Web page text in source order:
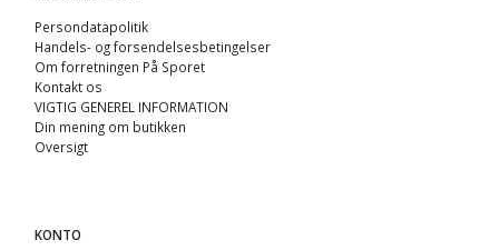
Persondatapolitik
Handels- og forsendelsesbetingelser
Om forretningen På Sporet
Kontakt os
VIGTIG GENEREL INFORMATION
Din mening om butikken
Oversigt
KONTO